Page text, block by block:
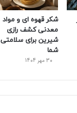
شکر قهوه ای و مواد
معدنی کشف رازی
شیرین برای سلامتی
شما
30 مهر 1404